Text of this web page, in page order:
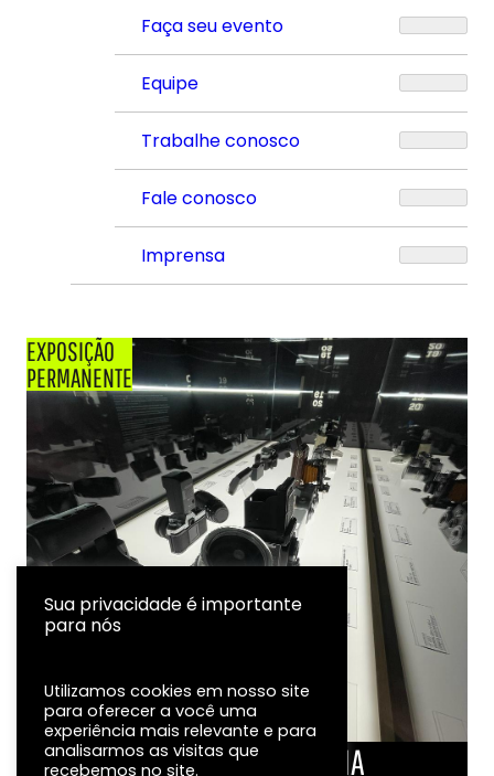
Faça seu evento
Equipe
Trabalhe conosco
Fale conosco
Imprensa
EXPOSIÇÃO
PERMANENTE
LINHA DO TEMPO DA FOTOGRAFIA
Sua privacidade é importante
para nós
Utilizamos cookies em nosso site
para oferecer a você uma
experiência mais relevante e para
analisarmos as visitas que
recebemos no site.